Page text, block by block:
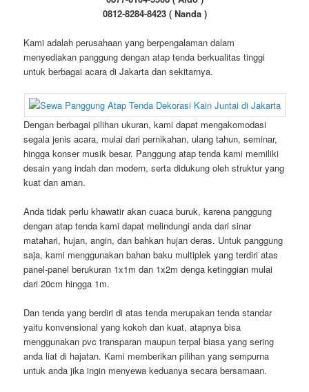
0812-8284-8423 ( Nanda )
Kami adalah perusahaan yang berpengalaman dalam
menyediakan panggung dengan atap tenda berkualitas tinggi
untuk berbagai acara di Jakarta dan sekitarnya.
Dengan berbagai pilihan ukuran, kami dapat mengakomodasi
segala jenis acara, mulai dari pernikahan, ulang tahun, seminar,
hingga konser musik besar. Panggung atap tenda kami memiliki
desain yang indah dan modern, serta didukung oleh struktur yang
kuat dan aman.
Anda tidak perlu khawatir akan cuaca buruk, karena panggung
dengan atap tenda kami dapat melindungi anda dari sinar
matahari, hujan, angin, dan bahkan hujan deras. Untuk panggung
saja, kami menggunakan bahan baku multiplek yang terdiri atas
panel-panel berukuran 1x1m dan 1x2m denga ketinggian mulai
dari 20cm hingga 1m.
Dan tenda yang berdiri di atas tenda merupakan tenda standar
yaitu konvensional yang kokoh dan kuat, atapnya bisa
menggunakan pvc transparan maupun terpal biasa yang sering
anda liat di hajatan. Kami memberikan pilihan yang sempurna
untuk anda jika ingin menyewa keduanya secara bersamaan.